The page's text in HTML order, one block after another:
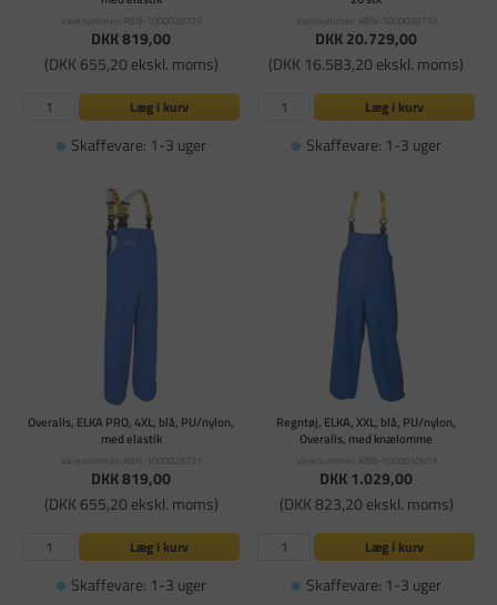
Varenummer: ABN-1000028729
DKK 819,00
(DKK 655,20 ekskl. moms)
Læg i kurv
Skaffevare: 1-3 uger
Varenummer: ABN-1000030710
DKK 20.729,00
(DKK 16.583,20 ekskl. moms)
Læg i kurv
Skaffevare: 1-3 uger
Overalls, ELKA PRO, 4XL, blå, PU/nylon,
med elastik
Varenummer: ABN-1000028731
DKK 819,00
(DKK 655,20 ekskl. moms)
Læg i kurv
Skaffevare: 1-3 uger
Regntøj, ELKA, XXL, blå, PU/nylon,
Overalls, med knælomme
Varenummer: ABN-1000010953
DKK 1.029,00
(DKK 823,20 ekskl. moms)
Læg i kurv
Skaffevare: 1-3 uger